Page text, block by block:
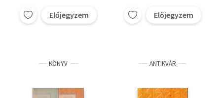
Előjegyzem Előjegyzem
KÖNYV ANTIKVÁR